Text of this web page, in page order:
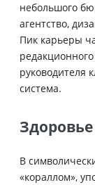
небольшого
агентство,
Пик карьеры
руководителя
система.
Здоровье
В
«кораллом»,